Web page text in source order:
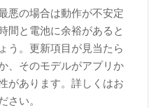
悪の場合は動作が不安定
間と電池に余裕があると
う。更新項目が見当たら
、そのモデルがアプリか
があります。詳しくはお
さい。